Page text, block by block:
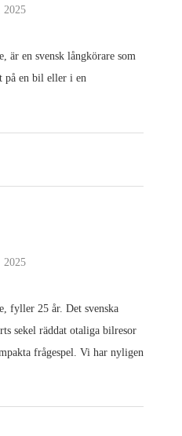
2025
är en svensk långkörare som
på en bil eller i en
2025
fyller 25 år. Det svenska
sekel räddat otaliga bilresor
frågespel. Vi har nyligen